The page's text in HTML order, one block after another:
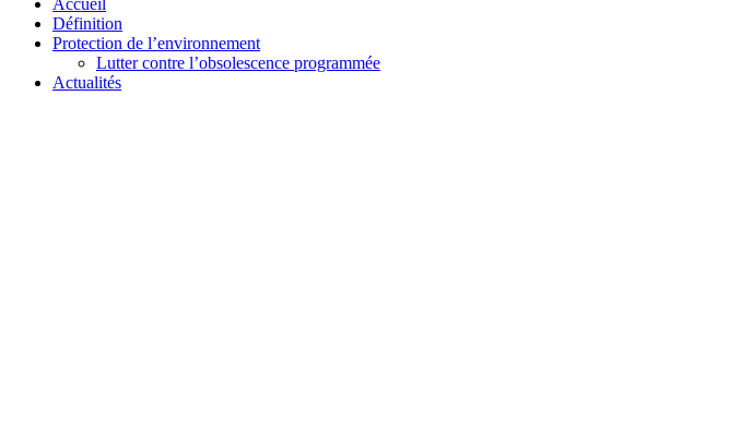
Accueil
Définition
Protection de l’environnement
Lutter contre l’obsolescence programmée
Actualités